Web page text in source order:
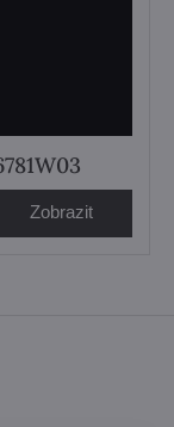
Zobrazit